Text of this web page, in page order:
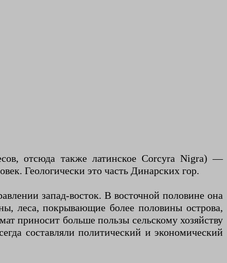
отсюда также латинское Corcyra Nigra) —
Геологически это часть Динарских гор.
запад-восток. В восточной половине она
леса, покрывающие более половины острова,
приносит больше пользы сельскому хозяйству
составляли политический и экономический